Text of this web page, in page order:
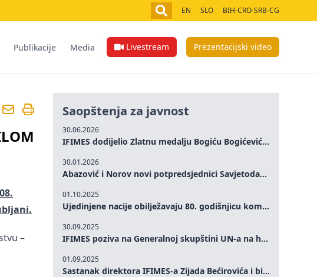
EN SLO BIH-CRO-SRB-CG
Publikacije Media Livestream Prezentacijski video
–
Saopštenja za javnost
30.06.2026
IFIMES dodijelio Zlatnu medalju Bogiću Bogićeviću za izuzetan doprinos demokratskim vrijednostima i miru
30.01.2026
Abazović i Norov novi potpredsjednici Savjetodavnog odbora IFIMES-a
01.10.2025
Ujedinjene nacije obilježavaju 80. godišnjicu komemoracijom na visokom nivou: Eileen Dong predstavlja IFIMES u oblasti ženskog liderstva, unapređenja mira, pravde, rodne ravnopravnosti i održivog razvoja
30.09.2025
IFIMES poziva na Generalnoj skupštini UN-a na hitna ulaganja u mentalno zdravlje i sisteme njege proširene umjetnom inteligencijom
01.09.2025
Sastanak direktora IFIMES-a Zijada Bećirovića i bivšeg premijera Crne Gore Dritana Abazovića